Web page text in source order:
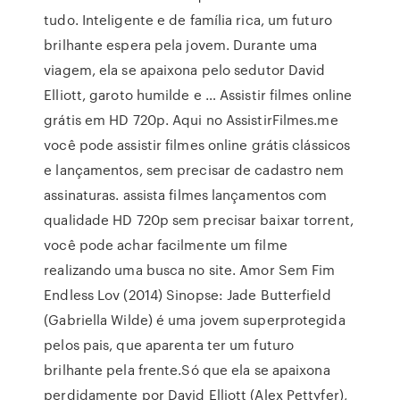
tudo. Inteligente e de família rica, um futuro
brilhante espera pela jovem. Durante uma
viagem, ela se apaixona pelo sedutor David
Elliott, garoto humilde e … Assistir filmes online
grátis em HD 720p. Aqui no AssistirFilmes.me
você pode assistir filmes online grátis clássicos
e lançamentos, sem precisar de cadastro nem
assinaturas. assista filmes lançamentos com
qualidade HD 720p sem precisar baixar torrent,
você pode achar facilmente um filme
realizando uma busca no site. Amor Sem Fim
Endless Lov (2014) Sinopse: Jade Butterfield
(Gabriella Wilde) é uma jovem superprotegida
pelos pais, que aparenta ter um futuro
brilhante pela frente.Só que ela se apaixona
perdidamente por David Elliott (Alex Pettyfer),